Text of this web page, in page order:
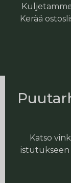
Kerää
Katso
istutukseen